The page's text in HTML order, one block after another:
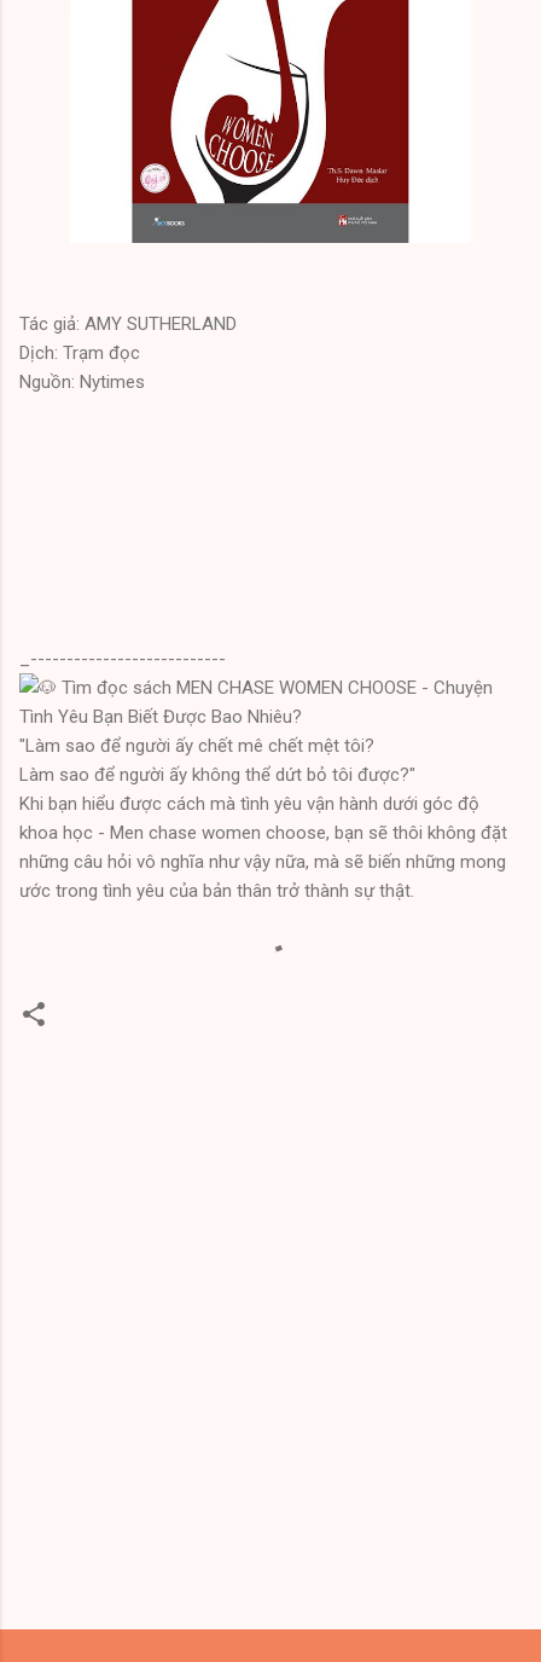
Tác giả: AMY SUTHERLAND
Dịch: Trạm đọc
Nguồn: Nytimes
_---------------------------
Tìm đọc sách MEN CHASE WOMEN CHOOSE - Chuyện
Tình Yêu Bạn Biết Được Bao Nhiêu?
"Làm sao để người ấy chết mê chết mệt tôi?
Làm sao để người ấy không thể dứt bỏ tôi được?"
Khi bạn hiểu được cách mà tình yêu vận hành dưới góc độ
khoa học - Men chase women choose, bạn sẽ thôi không đặt
những câu hỏi vô nghĩa như vậy nữa, mà sẽ biến những mong
ước trong tình yêu của bản thân trở thành sự thật.